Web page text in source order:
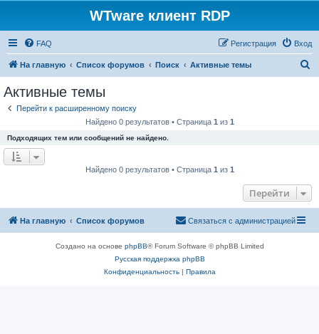
WTware клиент RDP
FAQ Вход
Регистрация
На главную Список форумов Поиск Активные темы
Активные темы
Перейти к расширенному поиску
Найдено 0 результатов • Страница 1 из 1
Подходящих тем или сообщений не найдено.
Найдено 0 результатов • Страница 1 из 1
Перейти
На главную Список форумов Связаться с администрацией
Создано на основе phpBB® Forum Software © phpBB Limited
Русская поддержка phpBB
Конфиденциальность| Правила